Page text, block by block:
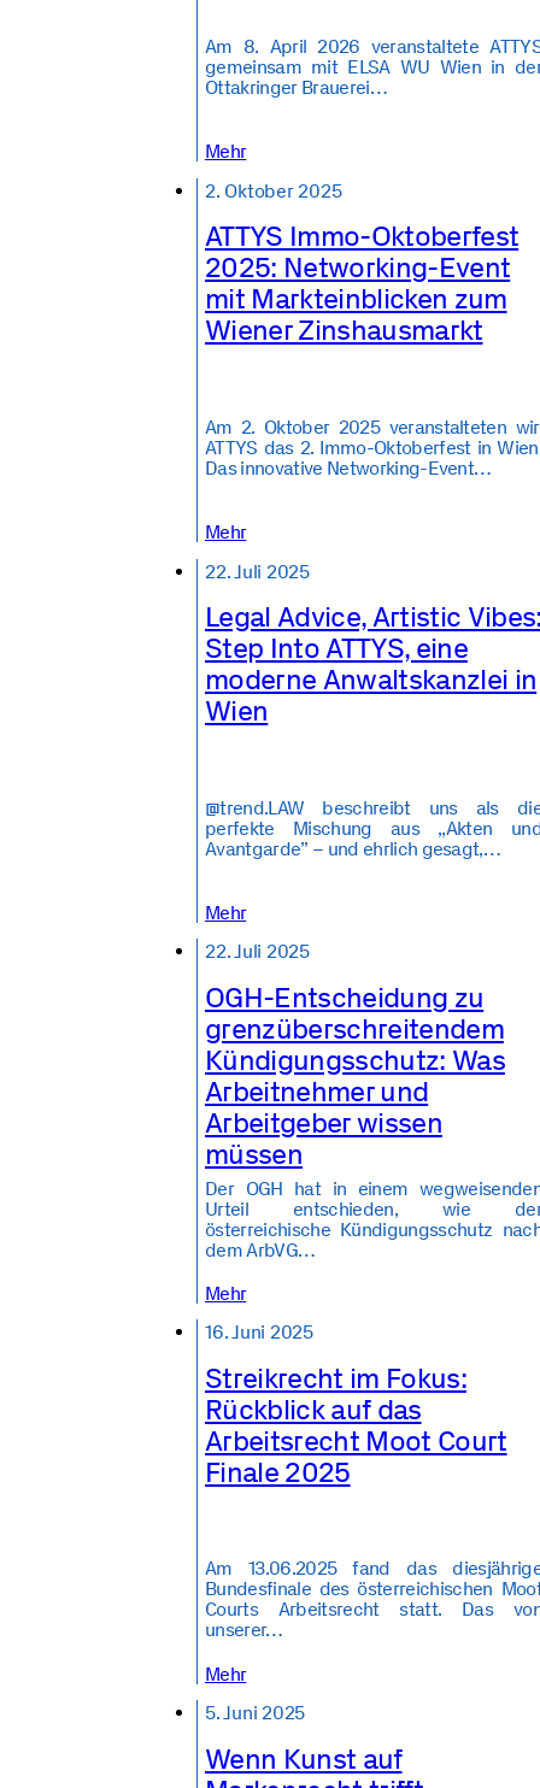
Am 8. April 2026 veranstaltete
gemeinsam mit ELSA WU Wien in
Ottakringer Brauerei…
Mehr
2. Oktober 2025
ATTYS Immo-Oktoberfest
2025: Networking-Event
mit Markteinblicken zum
Wiener Zinshausmarkt
Am 2. Oktober 2025 veranstalteten
ATTYS das 2. Immo-Oktoberfest in
Das innovative Networking-Event…
Mehr
22. Juli 2025
Legal Advice, Artistic
Step Into ATTYS, eine
moderne Anwaltskanzlei in
Wien
@trend.LAW beschreibt uns als
perfekte Mischung aus „Akten
Avantgarde” – und ehrlich gesagt,…
Mehr
22. Juli 2025
OGH-Entscheidung zu
grenzüberschreitendem
Kündigungsschutz: Was
Arbeitnehmer und
Arbeitgeber wissen
müssen
Der OGH hat in einem
Urteil entschieden, wie
österreichische Kündigungsschutz
dem ArbVG…
Mehr
16. Juni 2025
Streikrecht im Fokus:
Rückblick auf das
Arbeitsrecht Moot Court
Finale 2025
Am 13.06.2025 fand das
Bundesfinale des österreichischen
Courts Arbeitsrecht statt. Das
unserer…
Mehr
5. Juni 2025
Wenn Kunst auf